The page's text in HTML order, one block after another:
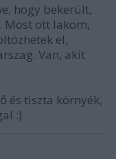
hogy bekerült,
Most ott lakom,
el,
Van, akit
és tiszta környék,
:)